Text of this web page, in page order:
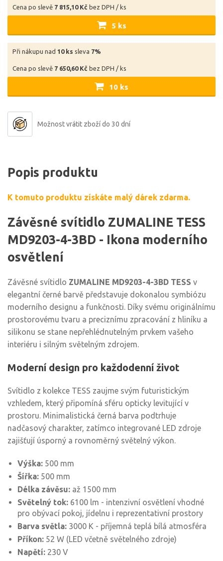
Cena po slevě 7 815,10 Kč bez DPH / ks
5 ks
Při nákupu nad 10 ks sleva 7%
Cena po slevě 7 650,60 Kč bez DPH / ks
10 ks
Možnost vrátit zboží do 30 dní
Popis produktu
K tomuto produktu získáte malý dárek zdarma.
Závěsné svítidlo ZUMALINE TESS
MD9203-4-3BD - Ikona moderního
osvětlení
Závěsné svítidlo ZUMALINE MD9203-4-3BD TESS v
elegantní černé barvě představuje dokonalou symbiózu
moderního designu a funkčnosti. Díky svému originálnímu
prostorovému tvaru a preciznímu zpracování z hliníku a
silikonu se stane nepřehlédnutelným prvkem vašeho
interiéru i silným světelným zdrojem.
Moderní design pro každodenní život
Svítidlo z kolekce TESS zaujme svým futuristickým
vzhledem, který připomíná sféru opticky levitující v
prostoru. Minimalistická černá barva podtrhuje
nadčasový charakter, zatímco integrované LED zdroje
zajišťují úsporný a rovnoměrný světelný výkon.
Výška: 500 mm
Šířka: 500 mm
Délka závěsu: až 1500 mm
Světelný tok: 6100 lm - intenzivní osvětlení vhodné
pro obývací pokoj, jídelnu i reprezentativní prostory
Barva světla: 3000 K - příjemná teplá bílá atmosféra
Příkon: 52 W (LED včetně světelného zdroje)
Napětí: 230 V